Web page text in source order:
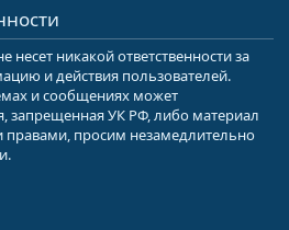
несет никакой ответственности за
и действия пользователей.
и сообщениях может
запрещенная УК РФ, либо материал
просим незамедлительно